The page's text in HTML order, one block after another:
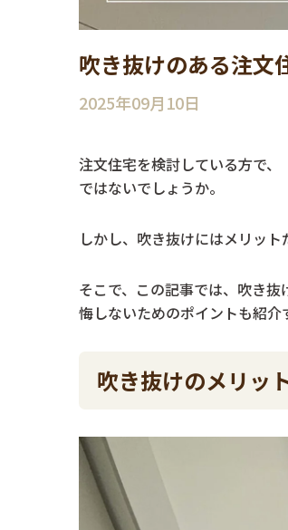
吹き抜けのある注文
2025年09月10日
注文住宅を検討している方で
ではないでしょうか。
しかし、吹き抜けにはメリッ
そこで、この記事では、吹き
悔しないためのポイントも紹介
吹き抜けのメリッ